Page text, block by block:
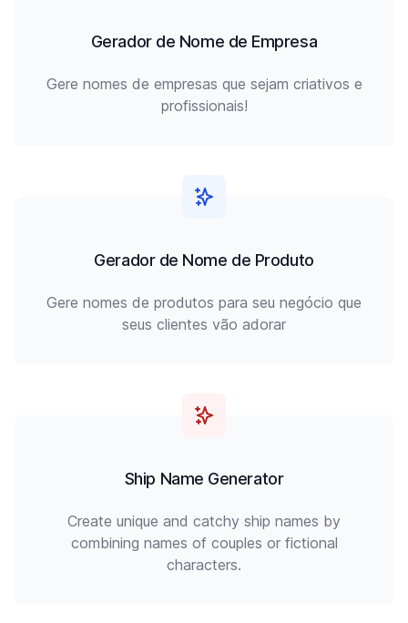
Gerador de Nome de Empresa
Gere nomes de empresas que sejam criativos e
profissionais!
Gerador de Nome de Produto
Gere nomes de produtos para seu negócio que
seus clientes vão adorar
Ship Name Generator
Create unique and catchy ship names by
combining names of couples or fictional
characters.